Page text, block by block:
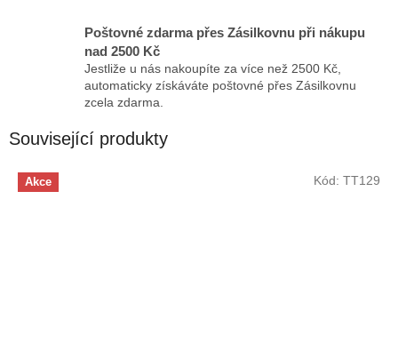
Poštovné zdarma přes Zásilkovnu při nákupu
nad 2500 Kč
Jestliže u nás nakoupíte za více než 2500 Kč,
automaticky získáváte poštovné přes Zásilkovnu
zcela zdarma.
Související produkty
Akce Kód: TT129